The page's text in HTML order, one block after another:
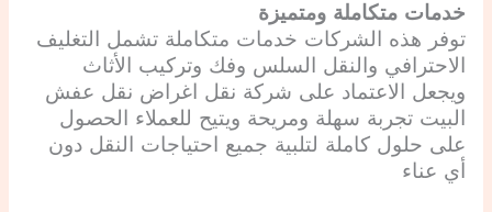
خدمات متكاملة ومتميزة
توفر هذه الشركات خدمات متكاملة تشمل التغليف
الاحترافي والنقل السلس وفك وتركيب الأثاث
ويجعل الاعتماد على شركة نقل اغراض نقل عفش
البيت تجربة سهلة ومريحة ويتيح للعملاء الحصول
على حلول كاملة لتلبية جميع احتياجات النقل دون
أي عناء